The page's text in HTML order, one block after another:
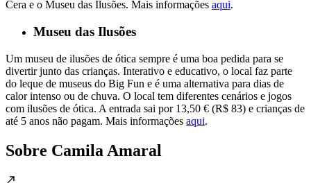
Cera e o Museu das Ilusões. Mais informações aqui.
Museu das Ilusões
Um museu de ilusões de ótica sempre é uma boa pedida para se
divertir junto das crianças. Interativo e educativo, o local faz parte
do leque de museus do Big Fun e é uma alternativa para dias de
calor intenso ou de chuva. O local tem diferentes cenários e jogos
com ilusões de ótica. A entrada sai por 13,50 € (R$ 83) e crianças de
até 5 anos não pagam. Mais informações aqui.
Sobre Camila Amaral